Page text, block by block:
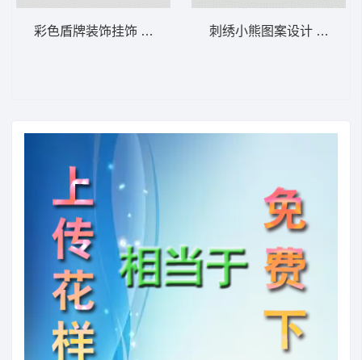
彩色盾牌装饰挂饰 卡通童装章标贴布 刺绣小熊图案